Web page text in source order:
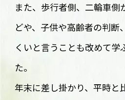
また、歩行者側、二輪車側
どや、 子供や高齢者の判断、
くいと言うことも改めて学
た。
年末に差し掛かり、平時と